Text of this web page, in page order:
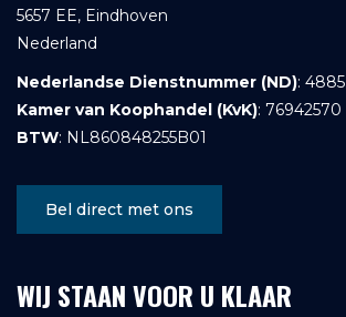
5657 EE, Eindhoven
Nederland
Nederlandse Dienstnummer (ND): 4885
Kamer van Koophandel (KvK): 76942570
BTW: NL860848255B01
Bel direct met ons
WIJ STAAN VOOR U KLAAR